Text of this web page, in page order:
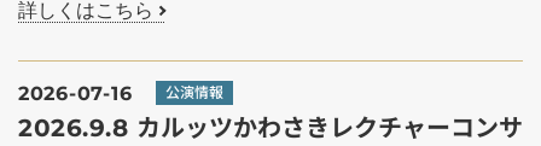
詳しくはこちら
2026-07-16 公演情報
2026.9.8 カルッツかわさきレクチャーコンサ